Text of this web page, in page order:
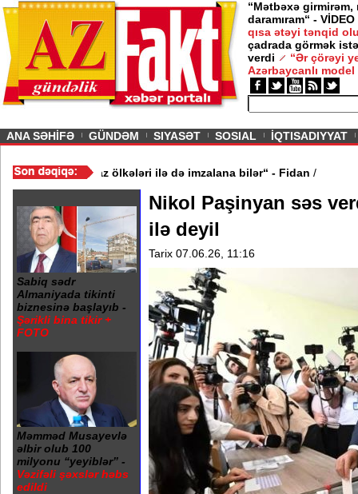
“Mətbəxə girmirəm,
daramıram“ - VİDEO
qısa ətəyi tənqid
çadrada görmək
verdi
“Ər çörəyi
Azərbaycanlı model
ANA SƏHİFƏ GÜNDƏM SIYASƏT SOSIAL İQTISADIYYAT
oxşar anlaşma Qafqaz ölkələri ilə də imzalana bilər“ - Fidan
Sabiq sədr
Almaniyada tikinti
biznesinə başlayıb -
Şərikli bina tikir +
FOTO
Məmməd Musayevlə
əlbir olub 100
milyonu “yeyiblər” -
Vəzifəli şəxslər həbs
edildi
Nikol Paşinyan səs
ilə deyil
Tarix 07.06.26, 11:16